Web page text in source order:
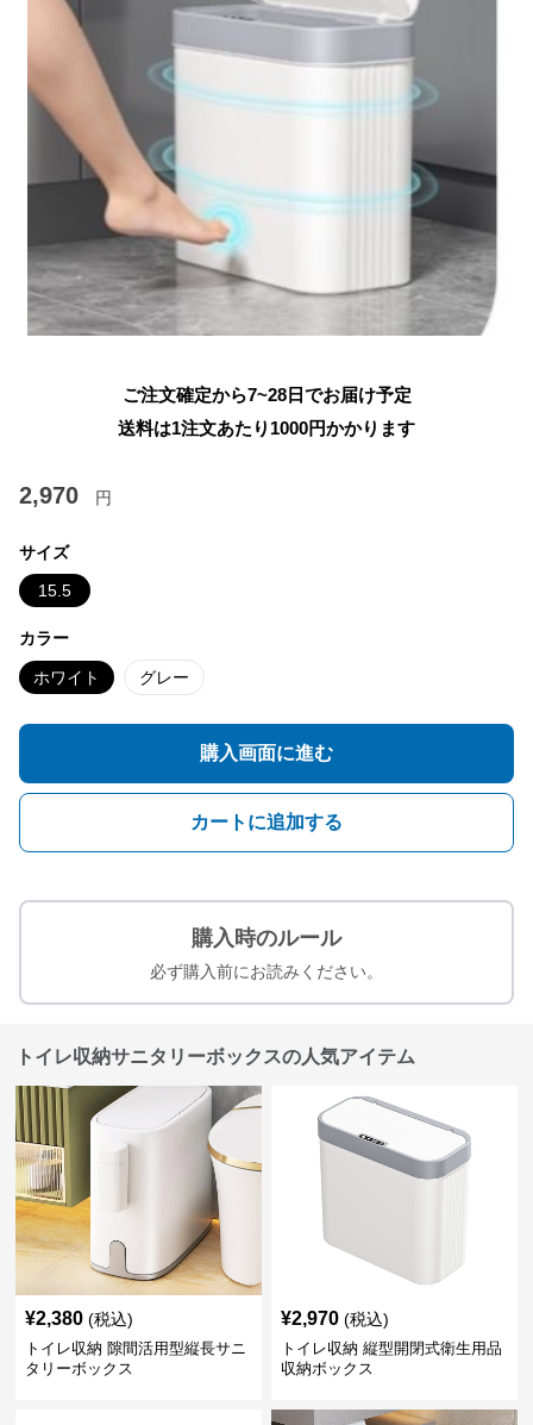
ご注文確定から7~28日でお届け予定
送料は1注文あたり 1000円かかります
2,970 円
サイズ
15.5
カラー
ホワイト グレー
購入画面に進む
カートに追加する
購入時のルール
必ず購入前にお読みください。
トイレ収納サニタリーボックスの人気アイテム
¥2,380 (税込)
トイレ収納 隙間活用型縦長サニ
タリーボックス
¥2,970 (税込)
トイレ収納 縦型開閉式衛生用品
収納ボックス